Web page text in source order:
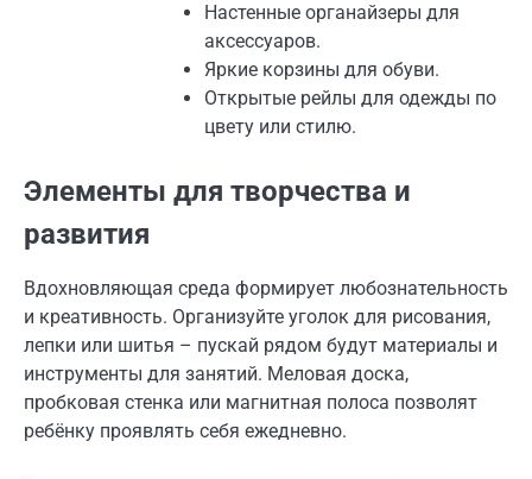
Настенные органайзеры для
аксессуаров.
Яркие корзины для обуви.
Открытые рейлы для одежды по
цвету или стилю.
Элементы для творчества и
развития
Вдохновляющая среда формирует любознательность
и креативность. Организуйте уголок для рисования,
лепки или шитья – пускай рядом будут материалы и
инструменты для занятий. Меловая доска,
пробковая стенка или магнитная полоса позволят
ребёнку проявлять себя ежедневно.